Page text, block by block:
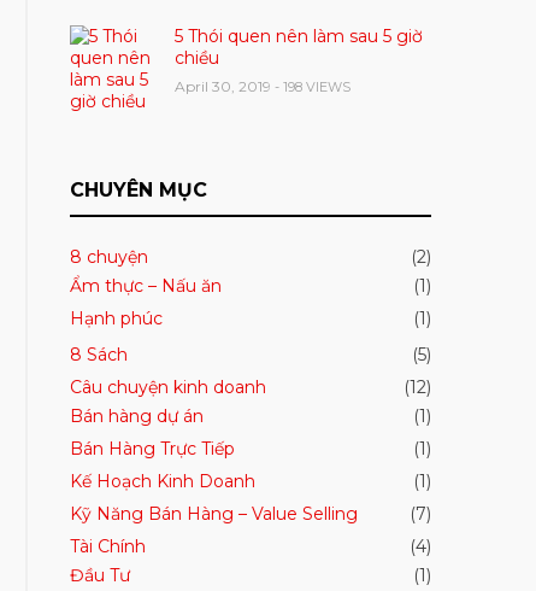
5 Thói quen nên làm sau 5 giờ
chiều
April 30, 2019 - 198 VIEWS
CHUYÊN MỤC
8 chuyện
(2)
Ẩm thực – Nấu ăn
(1)
Hạnh phúc
(1)
8 Sách
(5)
Câu chuyện kinh doanh
(12)
Bán hàng dự án
(1)
Bán Hàng Trực Tiếp
(1)
Kế Hoạch Kinh Doanh
(1)
Kỹ Năng Bán Hàng – Value Selling
(7)
Tài Chính
(4)
Đầu Tư
(1)